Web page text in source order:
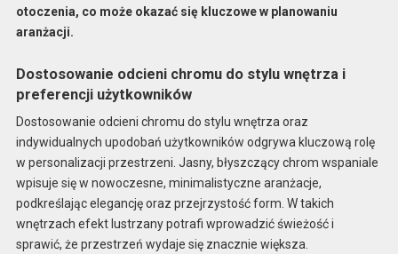
otoczenia, co może okazać się kluczowe w planowaniu
aranżacji.
Dostosowanie odcieni chromu do stylu wnętrza i
preferencji użytkowników
Dostosowanie odcieni chromu do stylu wnętrza oraz
indywidualnych upodobań użytkowników odgrywa kluczową rolę
w personalizacji przestrzeni. Jasny, błyszczący chrom wspaniale
wpisuje się w nowoczesne, minimalistyczne aranżacje,
podkreślając elegancję oraz przejrzystość form. W takich
wnętrzach efekt lustrzany potrafi wprowadzić świeżość i
sprawić, że przestrzeń wydaje się znacznie większa.